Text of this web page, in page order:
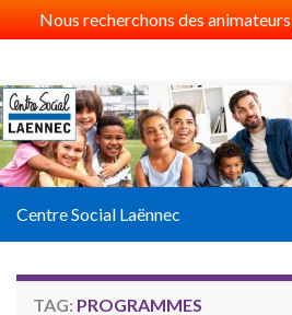
Nous recherchons des
Centre Social Laënnec
TAG: PROGRAMMES